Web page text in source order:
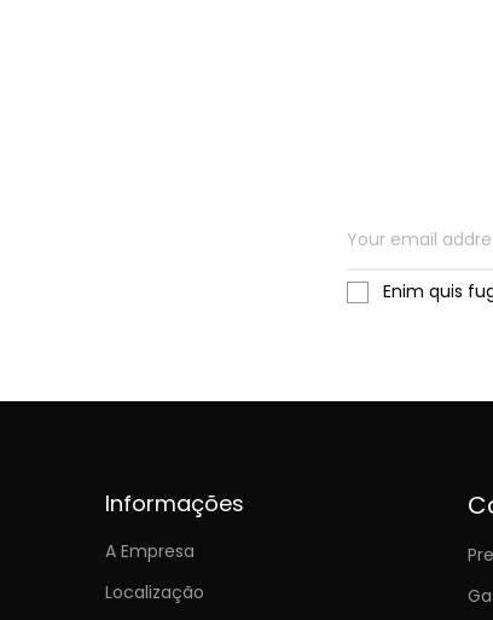
Enim quis
Informações
A Empresa
Localização